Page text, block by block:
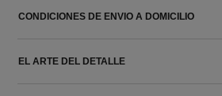
CONDICIONES DE ENVIO A DOMICILIO
EL ARTE DEL DETALLE